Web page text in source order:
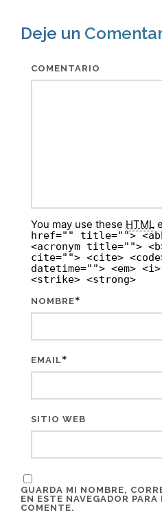
Deje un
COMENTARIO
You may use these HTML
href="" title="">
<acronym title="">
cite=""> <cite>
datetime=""> <em>
<strike> <strong>
NOMBRE*
EMAIL*
SITIO WEB
GUARDA MI NOMBRE,
EN ESTE NAVEGADOR
COMENTE.